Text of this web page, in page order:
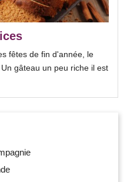
fêtes de fin d'année, le
gâteau un peu riche il est